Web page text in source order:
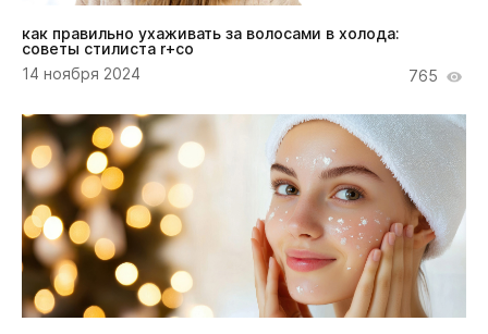
как правильно ухаживать за волосами в холода:
советы стилиста r+co
14 ноября 2024
765